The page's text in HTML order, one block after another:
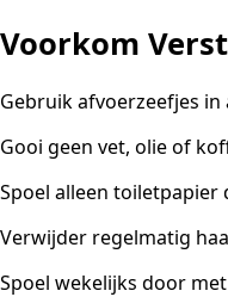
Voorkom
Gebruik afvoerzeefjes
Gooi geen vet, olie of
Spoel alleen
Verwijder regelmatig
Spoel wekelijks door